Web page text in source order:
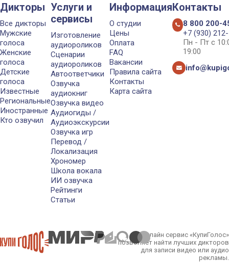
Дикторы
Все дикторы
Мужские
голоса
Женские
голоса
Детские
голоса
Известные
Региональные
Иностранные
Кто озвучил
Услуги и
сервисы
Изготовление
аудиороликов
Сценарии
аудиороликов
Автоответчики
Озвучка
аудиокниг
Озвучка видео
Аудиогиды /
Аудиоэкскурсии
Озвучка игр
Перевод /
Локализация
Хрономер
Школа вокала
ИИ озвучка
Рейтинги
Статьи
Информация
О студии
Цены
Оплата
FAQ
Вакансии
Правила сайта
Контакты
Карта сайта
Контакты
8 800 200-
+7 (930)
Пн - Пт с
19:00
Онлайн сервис «КупиГолос»
позволяет найти лучших дикторов
для записи видео или аудио
рекламы.